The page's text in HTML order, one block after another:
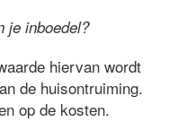
je inboedel?
hiervan wordt
de huisontruiming.
op de kosten.